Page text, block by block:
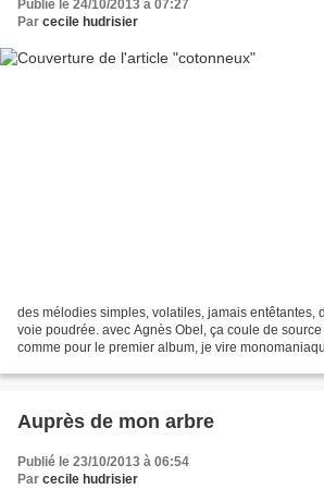
Publié le 24/10/2013 à 07:27
Par cecile hudrisier
des mélodies simples, volatiles, jamais entêtantes,
voie poudrée. avec Agnès Obel, ça coule de
comme pour le premier album, je vire
Auprès de mon arbre
Publié le 23/10/2013 à 06:54
Par cecile hudrisier